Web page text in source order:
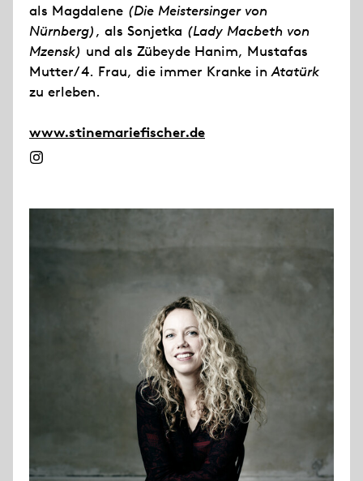
als Magdalene (Die Meistersinger von
Nürnberg), als Sonjetka (Lady Macbeth von
Mzensk) und als Zübeyde Hanim, Mustafas
Mutter/ 4. Frau, die immer Kranke inAtatürk
zu erleben.
www.stinemariefischer.de